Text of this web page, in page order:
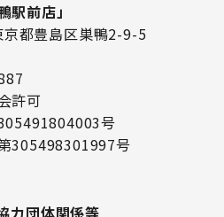
駅前店」
都豊島区巣鴨2-9-5
許可
号
305498301997号
力団体関係等